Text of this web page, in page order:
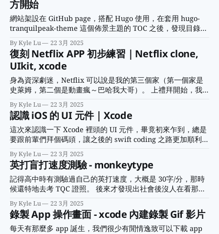
跟對牛彈琴沒兩樣，牛只會覺得你很吵而已。 增加心理諮商
效果的祕訣：信任加上合作 要讓諮商有效果，首要之務就是
建立「信任」。這就像是相信我家巷口的滷肉飯一定好吃一
樣，有了信任，才能開始「合作」關係。我很喜歡蒼鷺不斷邀
請蛤蟆「合作」找出原因，這種平等關係讓人感覺不是在「花
錢聽課」，而是在共同探索。 這提醒了我，
子》到今年上映的《鈴芽之旅》，一開始會被精緻畫面吸引，
再來會跟著故事劇情展開冒險，最後反覆回味新海誠想傳達的
價值觀，作品既有娛樂性又富有寓意。 對他的稱呼也慢慢從
新海誠、新海導演，變成誠哥，是這個世代我最喜歡的動畫導
演。為了表達支持、瞭解他的創作理念和一窺幕後秘辛，很少
買電影周邊的我，還入手了電影海報相框組、官方美術設定集
和捨不得拆封的藍光光碟。 趁這次練習，就來簡單介紹他的
災難三部曲吧！ 學習目標 1. 運用 page control, button &
gesture 手勢滑動。 2. 用 AVFoundation 框架來播放音樂。
Demo 操作示範
方開始
網站架設在 GitHub page，搭配 Hugo 使用，在套用 hugo-
tranquilpeak-theme 這個佈景主題的 TOC 之後，發現目錄
（TOC）怪怪的，它會空出一個莫名的階層，像是故意留位置
給 H1 標題，但我的文章標題通常是從 H2 開始。 文章目錄不
知為何空一個階層 原本覺得有點傻眼，該不會要去改 layout
之類的文件？不過還好有先回頭查了一下佈景主題作者的說明
文件，發現原來 Hugo 預設目錄是從 H2 開始。如果沒有調整
設定，直接套用這個 Hugo 主題的話，它會把 H1 也放進目錄
裡。 原來是作者大大老早就提醒了，是我自己沒注意到😅 作
者早就開示預設從 H1 開始 所以，我就跑去Config.toml這個
設定檔的 [markup]
By Kyle Lu 22 3月 2025
復刻 Netflix APP 初步練習｜Netflix clone,
UIkit, xcode
身為資深劇迷，Netflix 可以說是我的第三個家（第一個家是
史萊姆，第二個是動畫瘋～巴哈我大哥）。 上禮拜開始，我
決定要給自己一個挑戰 — 試著刻出一個 Netflix App…其中的
3 頁！ 畢竟有多少機會能把自己喜歡的片單都排進全球熱門排
行呢🔥？ 其實一開始只是想藉這個機會，好好熟悉 Xcode 的
Interface Builder，學習用表格建立一個電子書 app，所以先
找了設計師前輩做的 UI。但後來想想，既然要做，乾脆就模
回顧時會更有趣！ 學習目標 1. 搭配 tab bar controller &
navigation controller 2. 學習 table view controller with
static cells 3.
By Kyle Lu 22 3月 2025
認識 iOS 的 UI 元件｜Xcode
這次來認識一下 Xcode 裡頭的 UI 元件，畢竟初來乍到，總是
要跟前輩們拜個碼頭，讓之後的 swift coding 之路更加順利
（是時候跟同學們一起團購綠色乖乖了？）。 目標 UI 元件前
輩拜訪清單如下： Segmented Control，Slider，Switch，
Activity Indicator View，Progress View，Page Control，
Date Picker，Visual Effect View with Blur，Color Well 說
到 UI 前輩就不能不來推薦他最振奮人心的這首歌： {{<
來好心情的旋律展開 UI 研究吧！ 參考官方文件
By Kyle Lu 22 3月 2025
英打盲打速度測驗 - monkeytype
記得高中時有測驗過自己的英打速度，大概是 30字/分，那時
候還特地去考 TQC 證照。 後來才發現出社會後沒人在看那
張，考了個寂寞。 只是既然都考了，只好調適心情，當作小
小的里程碑和記錄，方便回顧自己每個階段的進步，也還 OK
啦～ 來看看經過這些年，有沒有更熟練了？ 英打線上測驗網
站介紹 我找到 monkeytype 來測驗，它的介面簡潔清爽 基本
By Kyle Lu 22 3月 2025
錄製 App 操作畫面 - xcode 內建錄製 Gif 影片
每天有那麼多 app 誕生，我們很少有閒情逸致可以下載 app